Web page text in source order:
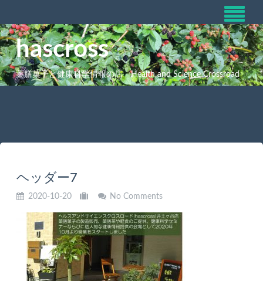
hascross
薬膳菓子と健康科学情報の店 Health and Science Crossroad
ヘッダー7
2020-10-20 No Comments